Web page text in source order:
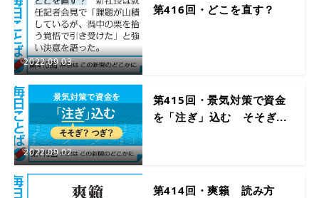
2022.09.03
第416回・どこを直す？
2022.09.02
第415回・景気対策で資金
を「注ぎ」込む そそぎ...
第414回・爽籟 読み方